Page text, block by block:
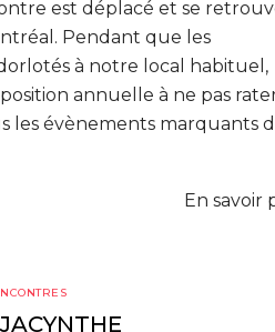
est déplacé et se
Pendant que les
à notre local habituel,
annuelle à ne pas
les évènements marquants
En savoir